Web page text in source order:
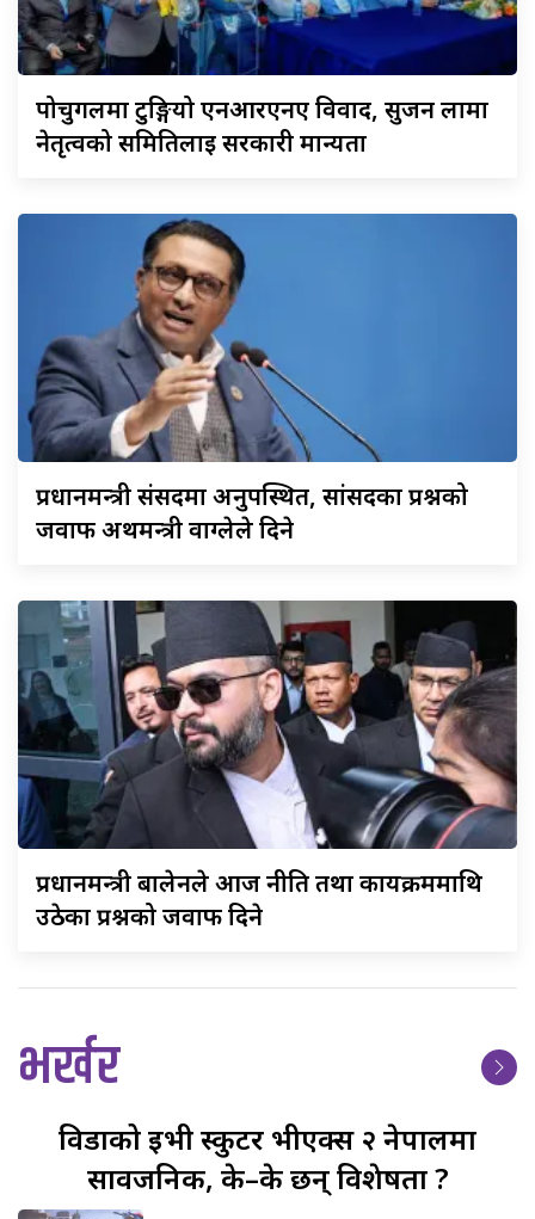
पोर्चुगलमाटुङ्गियो एनआरएनए विवाद, सुजन लामा
नेतृत्वको समितिलाई सरकारी मान्यता
प्रधानमन्त्रीसंसदमा अनुपस्थित, सांसदका प्रश्नको
जवाफ अर्थमन्त्री वाग्लेले दिने
प्रधानमन्त्रीबालेनले आज नीति तथा कार्यक्रममाथि
उठेका प्रश्नको जवाफ दिने
भर्खर
विडाकोईभी स्कुटर भीएक्स २ नेपालमा
सार्वजनिक, के–के छन् विशेषता ?